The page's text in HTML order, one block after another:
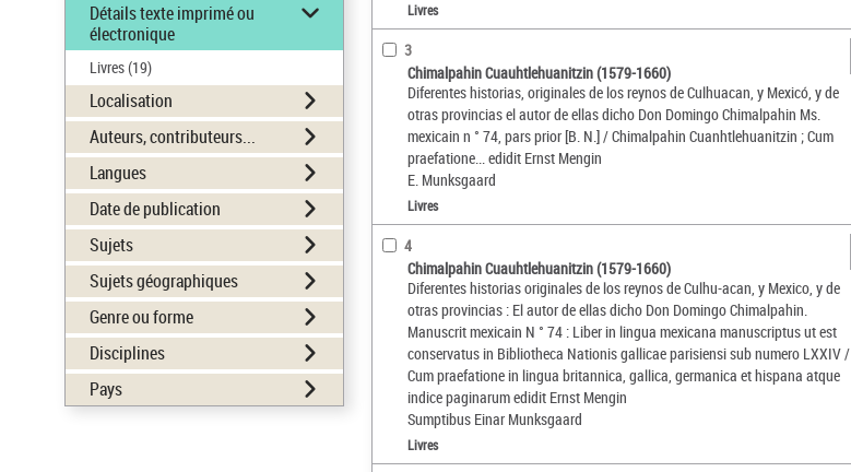
Détails texte imprimé ou
électronique
Livres(19)
Localisation
Auteurs, contributeurs...
Langues
Date de publication
Sujets
Sujets géographiques
Genre ou forme
Disciplines
Pays
Livres
3
Chimalpahin Cuauhtlehuanitzin (1579-1660)
Diferentes historias, originales de los reynos de Culhuacan, y Mexicó, y de
otras provincias el autor de ellas dicho Don Domingo Chimalpahin Ms.
mexicain n ° 74, pars prior [B. N.] / Chimalpahin Cuanhtlehuanitzin ; Cum
praefatione... edidit Ernst Mengin
E. Munksgaard
Livres
4
Chimalpahin Cuauhtlehuanitzin (1579-1660)
Diferentes historias originales de los reynos de Culhu-acan, y Mexico, y de
otras provincias : El autor de ellas dicho Don Domingo Chimalpahin.
Manuscrit mexicain N ° 74 : Liber in lingua mexicana manuscriptus ut est
conservatus in Bibliotheca Nationis gallicae parisiensi sub numero LXXIV /
Cum praefatione in lingua britannica, gallica, germanica et hispana atque
indice paginarum edidit Ernst Mengin
Sumptibus Einar Munksgaard
Livres